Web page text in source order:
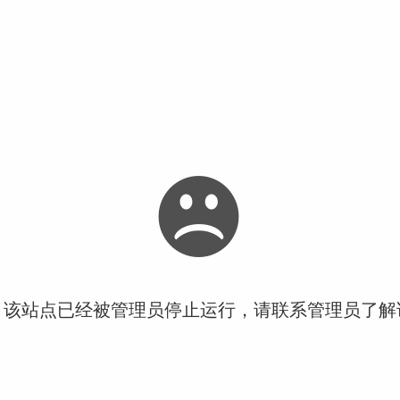
站点已经被管理员停止运行，请联系管理员了